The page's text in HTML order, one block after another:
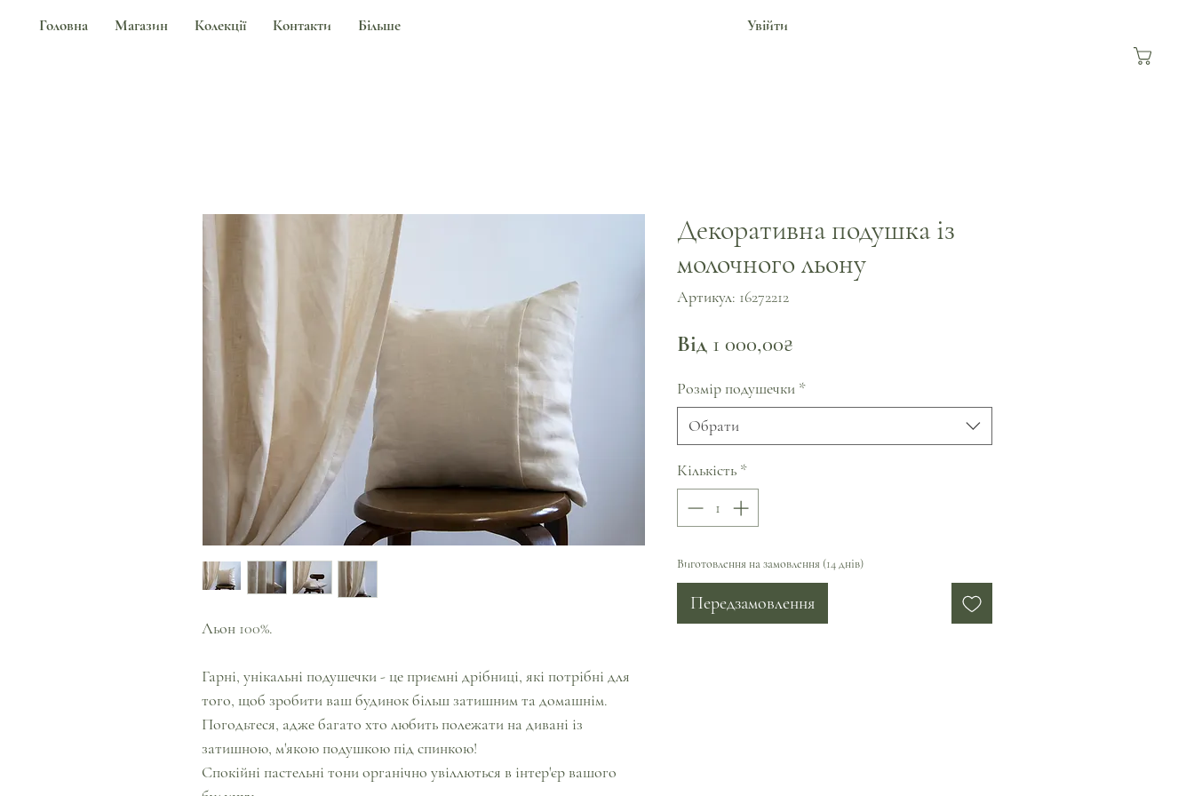
Головна Магазин Колекції Контакти Більше Увійти
Льон 100%.
Гарні, унікальні подушечки - це приємні дрібниці, які потрібні для
того, щоб зробити ваш будинок більш затишним та домашнім.
Погодьтеся, адже багато хто любить полежати на дивані із
затишною, м'якою подушкою під спинкою!
Спокійні пастельні тони органічно увіллються в інтер'єр вашого
Декоративна подушка із
молочного льону
Артикул: 16272212
Від 1 000,00₴
Розмір подушечки *
Обрати
Кількість *
Виготовлення на замовлення (14 днів)
Передзамовлення